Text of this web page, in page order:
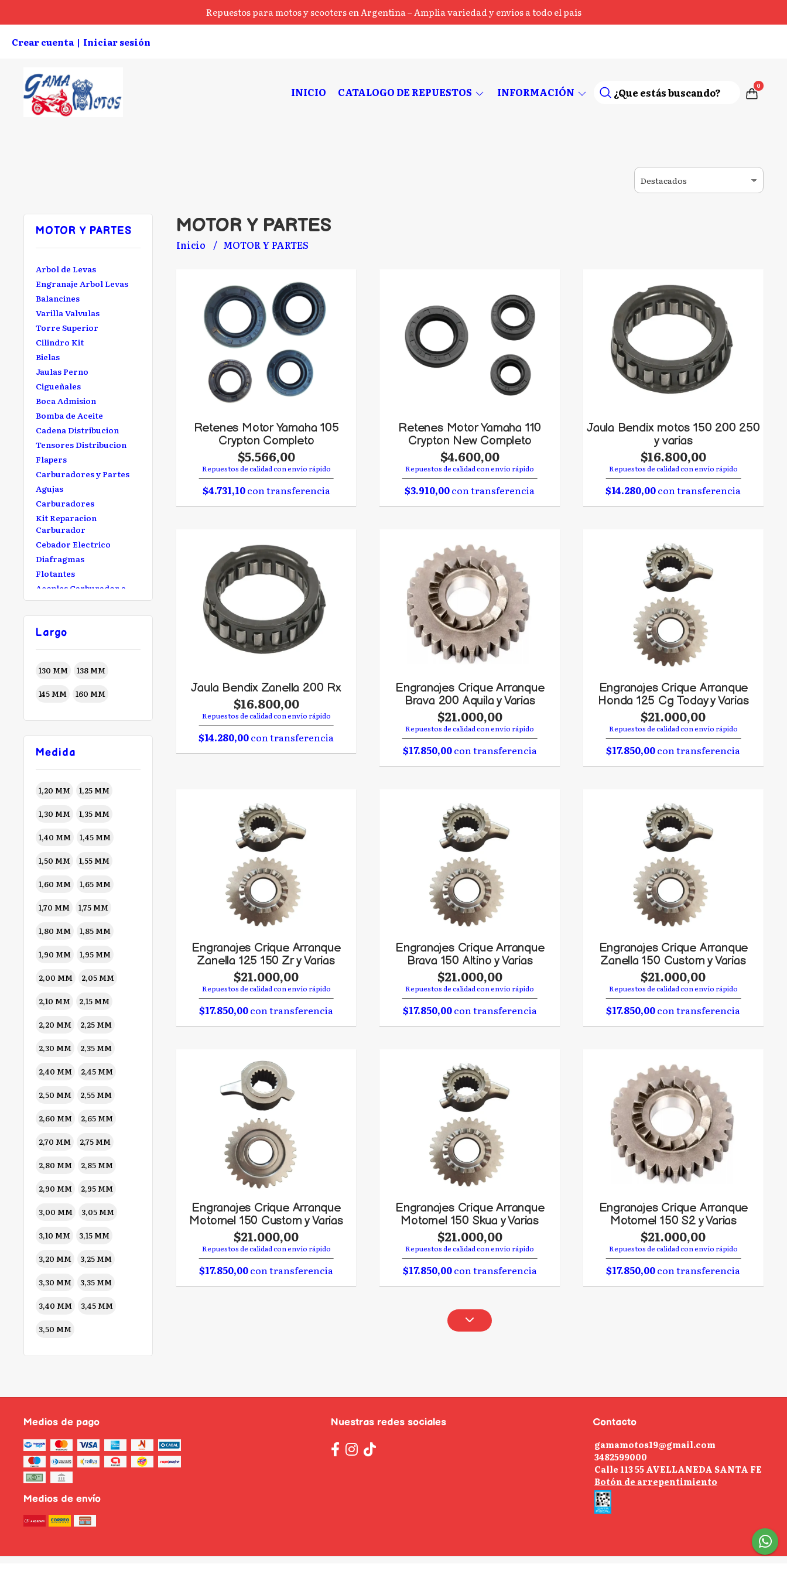
Repuestos para motos y scooters en Argentina – Amplia variedad y envíos a todo el país
Crear cuenta | Iniciar sesión
INICIO CATALOGO DE REPUESTOS INFORMACIÓN 0
MOTOR Y PARTES
Arbol de Levas
Engranaje Arbol Levas
Balancines
Varilla Valvulas
Torre Superior
Cilindro Kit
Bielas
Jaulas Perno
Cigueñales
Boca Admision
Bomba de Aceite
Cadena Distribucion
Tensores Distribucion
Flapers
Carburadores y Partes
Agujas
Carburadores
Kit Reparacion
Carburador
Cebador Electrico
Diafragmas
Flotantes
Acoples Carburador a
Filtro
Ejes de Piñon
Embrague
Discos Embrague
Horquillas
Grifo nafta
Palanca arranque
Resorte palanca de
arranque
Crique arranque
Retenes Motor
Retenes Valvulas
Válvulas kit
Guias de válvulas
Pastillas Regulacion
Junta Tapa Valvulas
juntas de cabezal
juntas de motor
Pegamento juntas
Bulon tapa valvulas
Eje de Arranque
Kit Reparacion bendix
Rulemanes
Varilla Nivel Aceite
Tapa Lado Embrague
Tapón Carter
Largo
130 MM 138 MM
145 MM 160 MM
Medida
1,20 MM 1,25 MM
1,30 MM 1,35 MM
1,40 MM 1,45 MM
1,50 MM 1,55 MM
1,60 MM 1,65 MM
1,70 MM 1,75 MM
1,80 MM 1,85 MM
1,90 MM 1,95 MM
2,00 MM 2,05 MM
2,10 MM 2,15 MM
2,20 MM 2,25 MM
2,30 MM 2,35 MM
2,40 MM 2,45 MM
2,50 MM 2,55 MM
2,60 MM 2,65 MM
2,70 MM 2,75 MM
2,80 MM 2,85 MM
2,90 MM 2,95 MM
3,00 MM 3,05 MM
3,10 MM 3,15 MM
3,20 MM 3,25 MM
3,30 MM 3,35 MM
3,40 MM 3,45 MM
3,50 MM
MOTOR Y PARTES
Inicio MOTOR Y PARTES
Retenes Motor Yamaha 105
Crypton Completo
$5.566,00
Repuestos de calidad con envío rápido
$4.731,10con transferencia
Retenes Motor Yamaha 110
Crypton New Completo
$4.600,00
Repuestos de calidad con envío rápido
$3.910,00con transferencia
Jaula Bendix motos 150 200 250
y varias
$16.800,00
Repuestos de calidad con envío rápido
$14.280,00con transferencia
Jaula Bendix Zanella 200 Rx
$16.800,00
Repuestos de calidad con envío rápido
$14.280,00con transferencia
Engranajes Crique Arranque
Brava 200 Aquila y Varias
$21.000,00
Repuestos de calidad con envío rápido
$17.850,00con transferencia
Engranajes Crique Arranque
Honda 125 Cg Today y Varias
$21.000,00
Repuestos de calidad con envío rápido
$17.850,00con transferencia
Engranajes Crique Arranque
Zanella 125 150 Zr y Varias
$21.000,00
Repuestos de calidad con envío rápido
$17.850,00con transferencia
Engranajes Crique Arranque
Brava 150 Altino y Varias
$21.000,00
Repuestos de calidad con envío rápido
$17.850,00con transferencia
Engranajes Crique Arranque
Zanella 150 Custom y Varias
$21.000,00
Repuestos de calidad con envío rápido
$17.850,00con transferencia
Engranajes Crique Arranque
Motomel 150 Custom y Varias
$21.000,00
Repuestos de calidad con envío rápido
$17.850,00con transferencia
Engranajes Crique Arranque
Motomel 150 Skua y Varias
$21.000,00
Repuestos de calidad con envío rápido
$17.850,00con transferencia
Engranajes Crique Arranque
Motomel 150 S2 y Varias
$21.000,00
Repuestos de calidad con envío rápido
$17.850,00con transferencia
Medios de pago
Medios de envío
Nuestras redes sociales
Contacto
gamamotos19@gmail.com
3482599000
Calle 113 55 AVELLANEDA SANTA FE
Botón de arrepentimiento